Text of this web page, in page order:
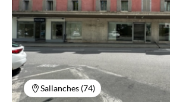
Bail commercial en cours, qui
moment de la vente au profit
avec un loyer mensuel de 1
charges de copropriété. Droit
vrai plus pour exploiter
ce lieu. À saisir rapidement !
Sallanches (74)